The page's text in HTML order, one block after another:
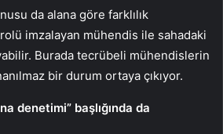
da alana göre farklılık
imzalayan mühendis ile sahadaki
Burada tecrübeli mühendislerin
bir durum ortaya çıkıyor.
denetimi” başlığında da